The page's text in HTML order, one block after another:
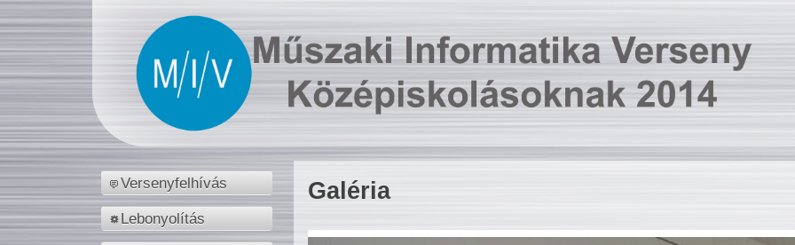
Versenyfelhívás
Lebonyolítás
Galéria